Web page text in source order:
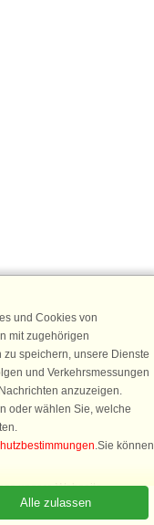
Sie an, um zu buchen
und Cookies von
mit zugehörigen
speichern, unsere Dienste
und Verkehrsmessungen
anzuzeigen.
oder wählen Sie, welche
.Sie können
unsere Webseite
wie das Erinnern an die
Alle zulassen